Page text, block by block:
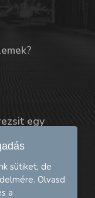
egy
sütiket, de
Olvasd
a